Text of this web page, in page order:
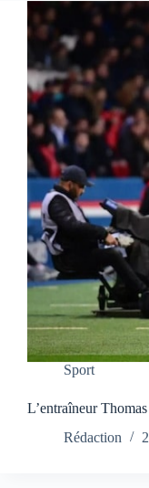
Sport
L’entraîneur
Rédaction